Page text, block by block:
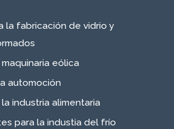
la fabricación de vidrio y
maquinaria eólica
automoción
la industria alimentaria
para la industia del frío